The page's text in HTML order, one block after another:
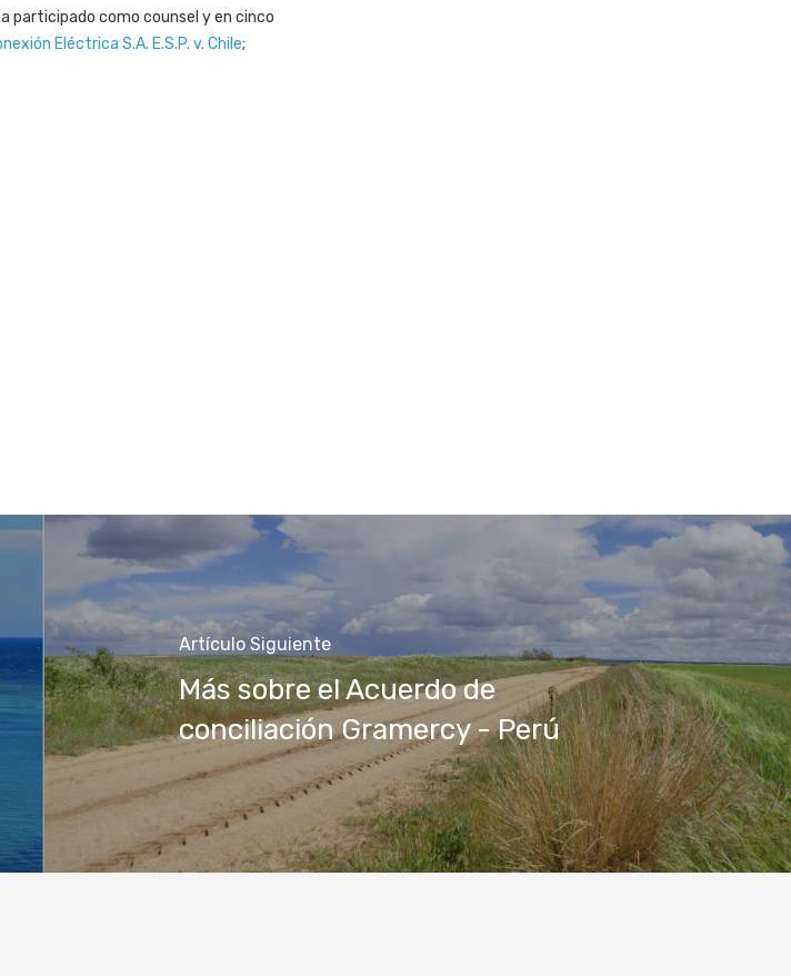
participado como counsel y en cinco
Eléctrica S.A. E.S.P. v. Chile;
Artículo Siguiente
Más sobre el Acuerdo de
conciliación Gramercy - Perú